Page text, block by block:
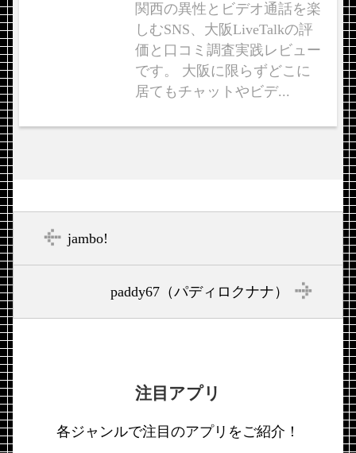
関西の異性とビデオ通話を楽
しむSNS、大阪LiveTalkの評
価と口コミ調査実践レビュー
です。 大阪に限らずどこに
居てもチャットやビデ...
jambo!
paddy67（パディロクナナ）
注目アプリ
各ジャンルで注目のアプリをご紹介！